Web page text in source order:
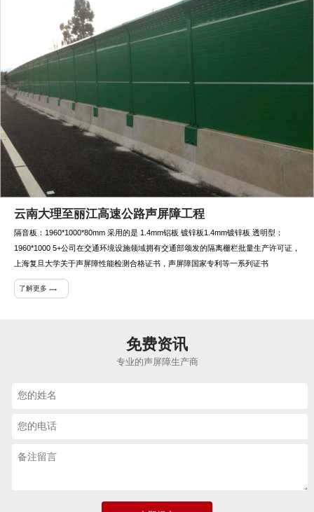
云南大理至丽江高速公路声屏障工程
隔音板：1960*1000*80mm 采用的是 1.4mm铝板 镀锌板1.4mm镀锌板 透明型：
1960*1000 5+公司在交通环境设施领域拥有交通部颂发的隔离栅栏批量生产许可证，
上海复旦大学关于声屏障性能检测合格证书，声屏障国家专利等一系列证书
了解更多
免费资讯
专业的声屏障生产商